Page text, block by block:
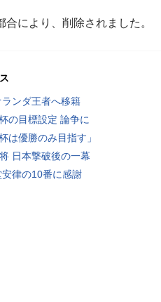
合により、削除されました。
ンダ王者へ移籍
の目標設定 論争に
は優勝のみ目指す」
日本撃破後の一幕
律の10番に感謝